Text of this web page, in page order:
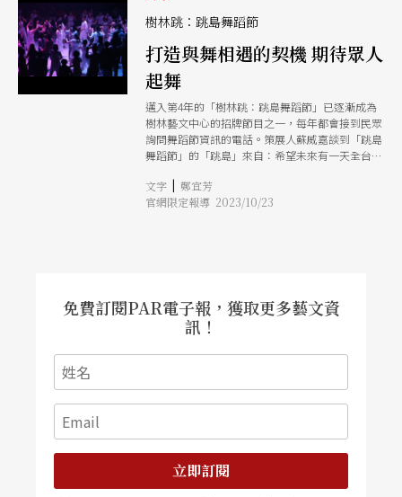
樹林跳：跳島舞蹈節
打造與舞相遇的契機 期待眾人
起舞
邁入第4年的「樹林跳：跳島舞蹈節」已逐漸成為
樹林藝文中心的招牌節目之一，每年都會接到民眾
詢問舞蹈節資訊的電話。策展人蘇威嘉談到「跳島
舞蹈節」的「跳島」來自：希望未來有一天全台灣
知道有生之年是否能看到，但這是長期努力的目
標，希望在樹林深耕，每年在固定的時間、地點舉
「以靈巧、輕便，化整為零做發想，希望在有限的
資源下讓觀眾能看到最多」，因此有了《身體我的
名片》的構想。如今也成為跳島舞蹈節的主打節
文字 | 鄭宜芳
官網限定報導 2023/10/23
免費訂閱PAR電子報，獲取更多藝文資
訊！
立即訂閱